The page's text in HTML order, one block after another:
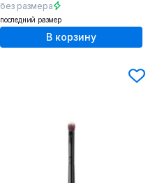
без размера
последний размер
В корзину